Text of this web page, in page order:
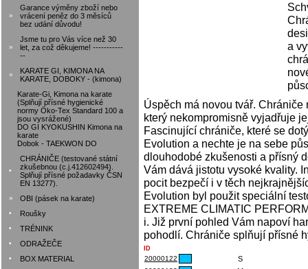
»
Garance výměny zboží nebo
vrácení peněz do 3 měsíců
bez udání důvodu!
»
Jsme tu pro Vás více než 30
let, za což děkujeme! -----------
--
»
KARATE GI, KIMONA NA
KARATE, DOBOKY - (kimona)
Karate-Gi, Kimona na karate
(Splňují přísné hygienické
normy Öko-Tex Standard 100 a
jsou vysrážené)
DO GI KYOKUSHIN Kimona na
karate
Dobok - TAEKWON DO
•
CHRÁNIČE (testované státní
zkušebnou (c.j.412602494).
Splňují přísné požadavky ČSN
EN 13277).
» OBI (pásek na karate)
• Roušky
• TRÉNINK
• ODRAŽEČE
• BOX MATERIAL
a
Úspěch má novou tvář.
který nekompromisně vyjadřuje
Fascinující chrániče, které se
Evolution a nechte je na sebe
dlouhodobé zkušenosti a přísný
Vám dává jistotu vysoké kvality.
pocit bezpečí i v těch
Evolution byl použit speciální
EXTREME CLIMATIC
i. Již první pohled Vám napoví
pohodlí. Chrániče splňují přísné
ID
20000122 S